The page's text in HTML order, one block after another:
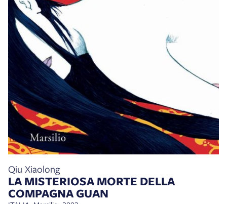
Qiu Xiaolong
LA MISTERIOSA MORTE DELLA
COMPAGNA GUAN